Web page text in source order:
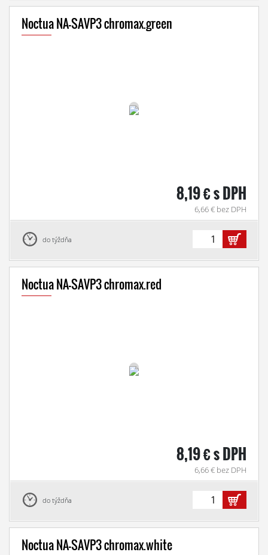
Noctua NA-SAVP3 chromax.green
8,19 € s DPH
6,66 € bez DPH
do týždňa
Noctua NA-SAVP3 chromax.red
8,19 € s DPH
6,66 € bez DPH
do týždňa
Noctua NA-SAVP3 chromax.white